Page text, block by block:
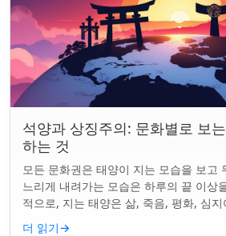
석양과 상징주의: 문화별로 보
하는 것
모든 문화권은 태양이 지는 모습을 보고
느리게 내려가는 모습은 하루의 끝 이상
적으로, 지는 태양은 삶, 죽음, 평화, 심
를 갖게 되었습니다. 같은...
더 읽기→